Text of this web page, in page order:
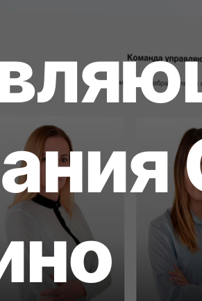
ляю
ания
но